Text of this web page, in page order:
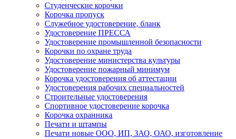
Студенческие корочки
Корочка пропуск
Служебное удостоверение, бланк
Удостоверение ПРЕССА
Удостоверение промышленной безопасности
Корочки по охране труда
Удостоверение министерства культуры
Удостоверение пожарный минимум
Корочка удостоверения об аттестации
Удостоверения рабочих специальностей
Строительные удостоверения
Спортивное удостоверение корочка
Корочка охранника
Печати и штампы
Печати новые ООО, ИП, ЗАО, ОАО, изготовление